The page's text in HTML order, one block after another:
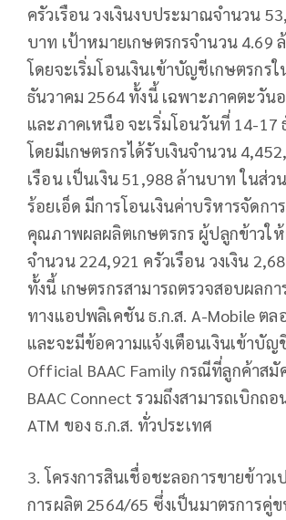
ครัวเรือน วงเงินงบประมาณจำนวน
บาท เป้าหมายเกษตรกรจำนวน 4.69
โดยจะเริ่มโอนเงินเข้าบัญชีเกษตรกร
ธันวาคม 2564 ทั้งนี้ เฉพาะภาคตะวัน
และภาคเหนือ จะเริ่มโอนวันที่ 14-17
โดยมีเกษตรกรได้รับเงินจำนวน
เรือน เป็นเงิน 51,988 ล้านบาท ในส่
ร้อยเอ็ด มีการโอนเงินค่าบริหารจัดก
คุณภาพผลผลิตเกษตรกร ผู้ปลูกข้าวให้
จำนวน 224,921 ครัวเรือน วงเงิน
ทั้งนี้ เกษตรกรสามารถตรวจสอบผลกา
ทางแอปพลิเคชัน ธ.ก.ส. A-Mobile ตล
และจะมีข้อความแจ้งเตือนเงินเข้าบัญ
Official BAAC Family กรณีที่ลูกค้าสมั
BAAC Connect รวมถึงสามารถเบิกถ
ATM ของ ธ.ก.ส. ทั่วประเทศ
3. โครงการสินเชื่อชะลอการขายข้าว
การผลิต 2564/65 ซึ่งเป็นมาตรการคู่